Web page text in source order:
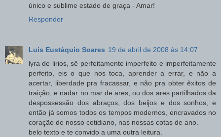
único e sublime estado de graça - Amar!
Responder
Luis Eustáquio Soares 19 de abril de 2008 às 14:07
lyra de lirios, sê perfeitamente imperfeito e imperfeitamente
perfeito, eis o que nos toca, aprender a errar, e não a
acertar, liberdade pra fracassar, e não pra obter êxitos de
traição, e nadar no mar de ares, ou dos ares partilhados da
despossessão dos abraços, dos beijos e dos sonhos, e
então já somos todos os tempos modernos, encravados no
coração de nosso cotidiano, nas nossas cotas de ano.
belo texto e te convido a uma outra leitura.